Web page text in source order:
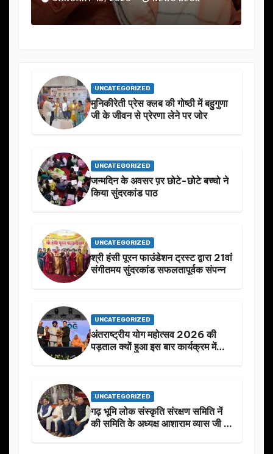
UNCATEGORIZED
मुनिकीरेती प्रेस क्लब की गोष्ठी में बहुगुणा
जी के जीवन से प्रेरणा लेने पर जोर
UNCATEGORIZED
जन्मदिन के अवसर प़र छोटे-छोटे बच्चो ने
किया सुंदरकांड पाठ
UNCATEGORIZED
श्री हंसी पूरन फाउंडेशन ट्रस्ट द्वारा 21वां
संगीतमय सुंदरकांड सफलतापूर्वक संपन्न
UNCATEGORIZED
अंतराष्ट्रीय योग महोत्सव 2026 की
पड़ताल क्यों हुआ इस बार कार्यक्रम में
UNCATEGORIZED
गढ़ भूमि लोक संस्कृति संरक्षण समिति नें
की समिति के अध्यक्ष आशाराम व्यास जी के